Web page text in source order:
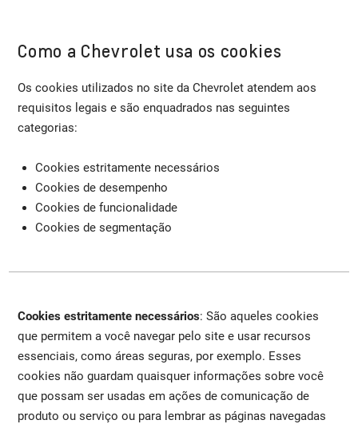
Como a Chevrolet usa os cookies
Os cookies utilizados no site da Chevrolet atendem aos
requisitos legais e são enquadrados nas seguintes
categorias:
Cookies estritamente necessários
Cookies de desempenho
Cookies de funcionalidade
Cookies de segmentação
Cookies estritamente necessários: São aqueles cookies
que permitem a você navegar pelo site e usar recursos
essenciais, como áreas seguras, por exemplo. Esses
cookies não guardam quaisquer informações sobre você
que possam ser usadas em ações de comunicação de
produto ou serviço ou para lembrar as páginas navegadas